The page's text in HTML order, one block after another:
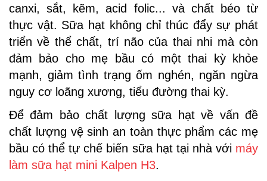
canxi, sắt, kẽm, acid folic... và chất béo từ
thực vật. Sữa hạt không chỉ thúc đẩy sự phát
triển về thể chất, trí não của thai nhi mà còn
đảm bảo cho mẹ bầu có một thai kỳ khỏe
mạnh, giảm tình trạng ốm nghén, ngăn ngừa
nguy cơ loãng xương, tiểu đường thai kỳ.
Để đảm bảo chất lượng sữa hạt về vấn đề
chất lượng vệ sinh an toàn thực phẩm các mẹ
bầu có thể tự chế biến sữa hạt tại nhà với máy
làm sữa hạt mini Kalpen H3.